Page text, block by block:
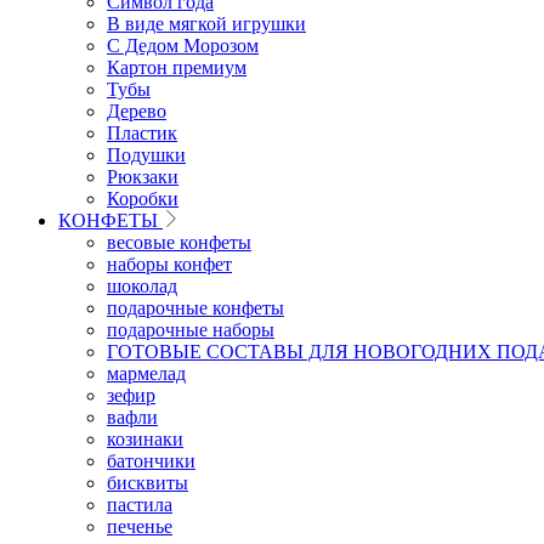
В виде мягкой игрушки
С Дедом Морозом
Картон премиум
Тубы
Дерево
Пластик
Подушки
Рюкзаки
Коробки
КОНФЕТЫ
весовые конфеты
наборы конфет
шоколад
подарочные конфеты
подарочные наборы
ГОТОВЫЕ СОСТАВЫ ДЛЯ НОВОГОДНИХ
мармелад
зефир
вафли
козинаки
батончики
бисквиты
пастила
печенье